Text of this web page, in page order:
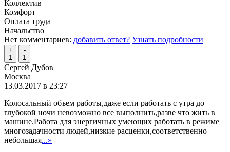
Коллектив
Комфорт
Оплата труда
Начальство
Нет комментариев: добавить ответ? Узнать подробности
+
1
-
1
Сергей Дубов
Москва
13.03.2017 в 23:27
Колосальный объем работы,даже если работать с утра до
глубокой ночи невозможно все выполнить,разве что жить в
машине.Работа для энергичных умеющих работать в режиме
многозадачности людей,низкие расценки,соответственно
небольшая...»